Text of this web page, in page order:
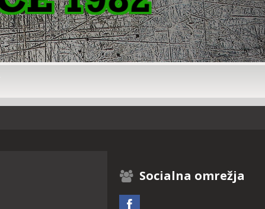
Socialna omrežja